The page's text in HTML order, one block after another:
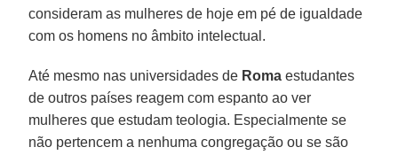
consideram as mulheres de hoje em pé de igualdade
com os homens no âmbito intelectual.
Até mesmo nas universidades de Roma estudantes
de outros países reagem com espanto ao ver
mulheres que estudam teologia. Especialmente se
não pertencem a nenhuma congregação ou se são